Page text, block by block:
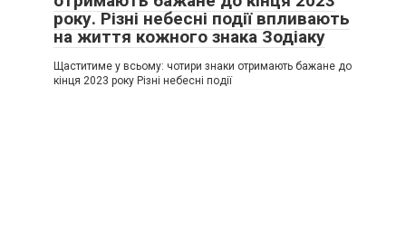
року. Різні небесні події впливають
на життя кожного знака Зодіаку
Щаститиме у всьому: чотири знаки отримають бажане до
кінця 2023 року Різні небесні події